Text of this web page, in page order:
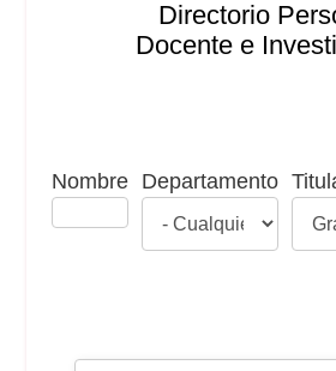
Doble Grado PER/CAV
Boletines
Directorio
Docente e
Nombre Departamento